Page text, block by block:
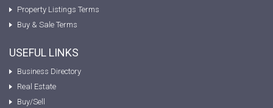
Property Listings Terms
Buy & Sale Terms
USEFUL LINKS
Business Directory
Real Estate
Buy/Sell